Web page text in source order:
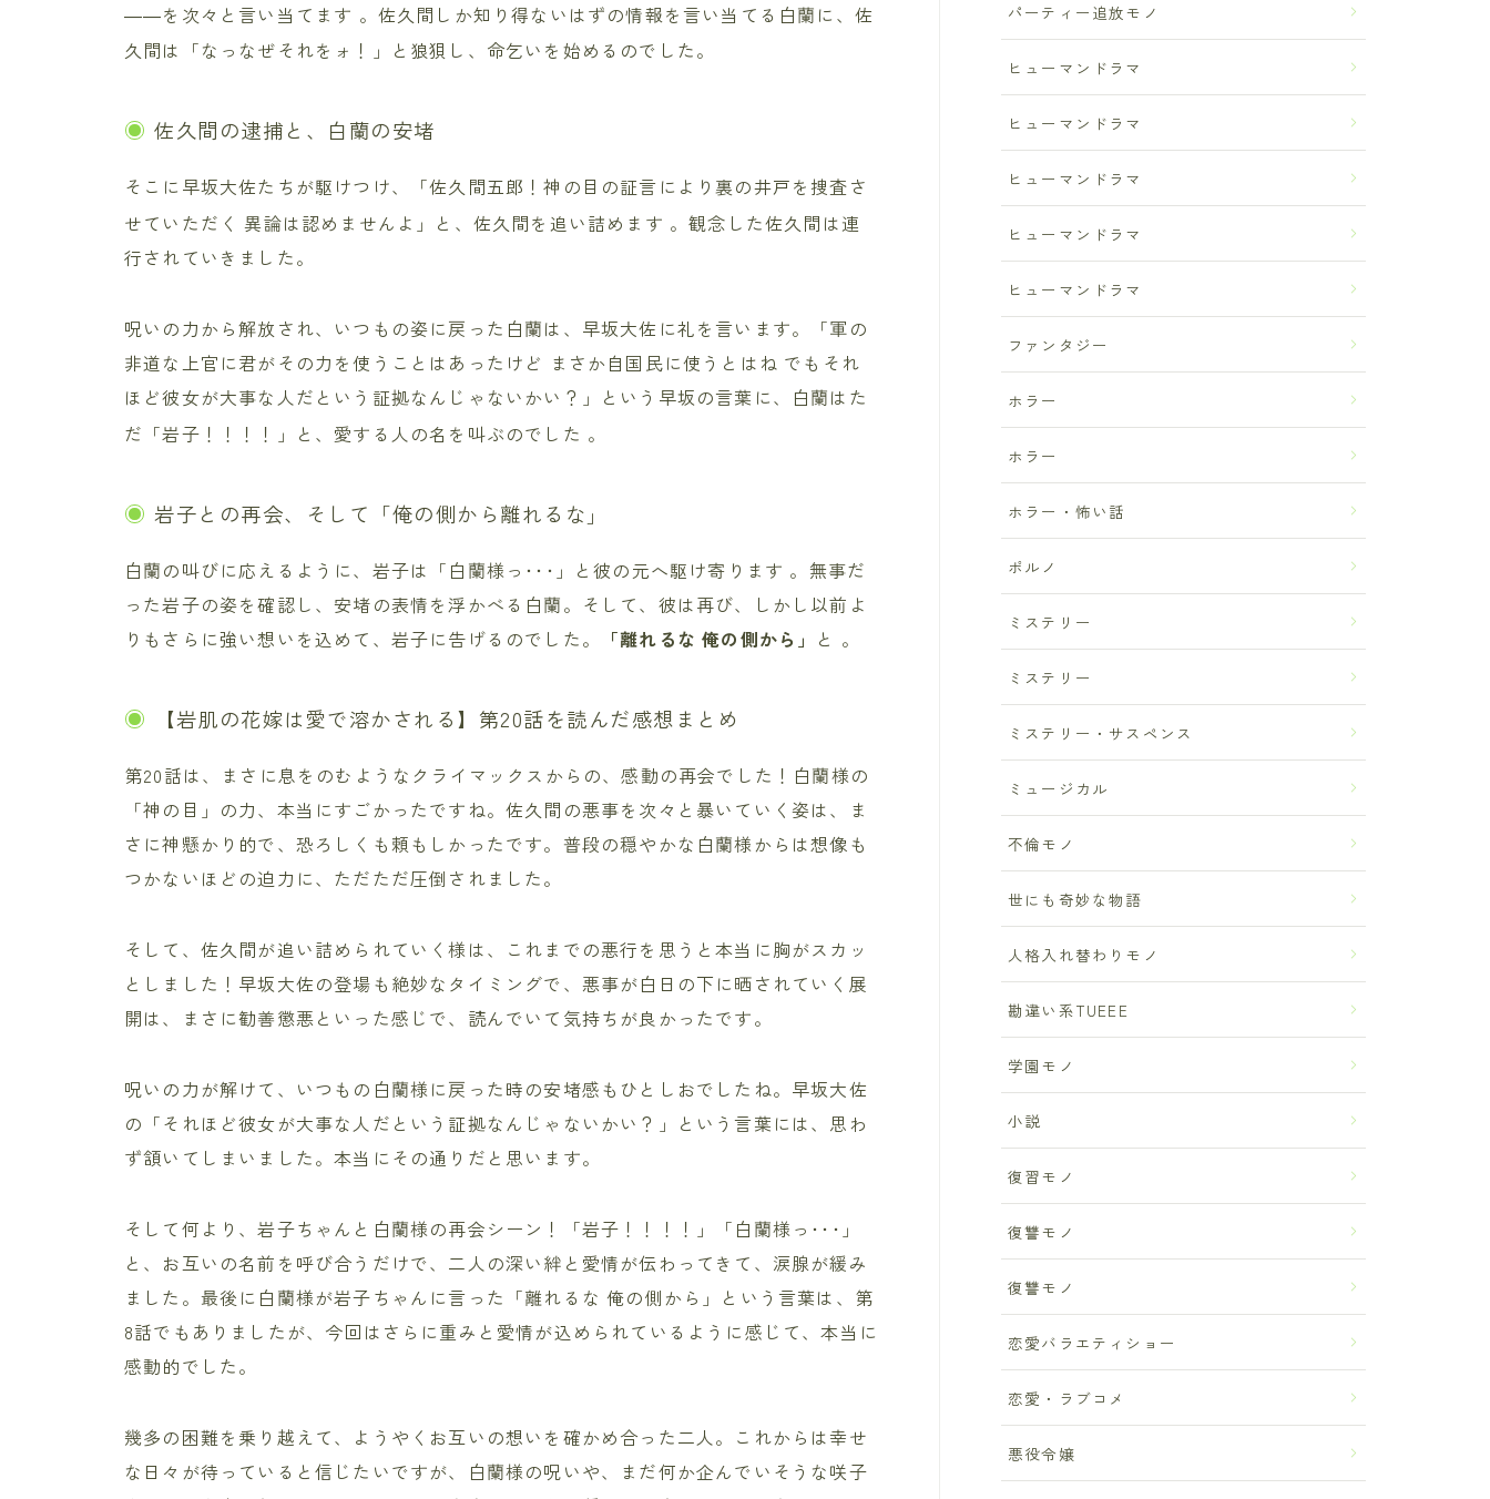
――を次々と言い当てます 。佐久間しか知り得ないはずの情報を言い当てる白蘭に、佐
久間は「なっなぜそれをォ！」と狼狽し、命乞いを始めるのでした。
佐久間の逮捕と、白蘭の安堵
そこに早坂大佐たちが駆けつけ、「佐久間五郎！神の目の証言により裏の井戸を捜査さ
せていただく 異論は認めませんよ」と、佐久間を追い詰めます 。観念した佐久間は連
行されていきました。
呪いの力から解放され、いつもの姿に戻った白蘭は、早坂大佐に礼を言います。「軍の
非道な上官に君がその力を使うことはあったけど まさか自国民に使うとはね でもそれ
ほど彼女が大事な人だという証拠なんじゃないかい？」という早坂の言葉に、白蘭はた
だ「岩子！！！！」と、愛する人の名を叫ぶのでした 。
岩子との再会、そして「俺の側から離れるな」
白蘭の叫びに応えるように、岩子は「白蘭様っ･･･」と彼の元へ駆け寄ります 。無事だ
った岩子の姿を確認し、安堵の表情を浮かべる白蘭。そして、彼は再び、しかし以前よ
りもさらに強い想いを込めて、岩子に告げるのでした。
「離れるな 俺の側から」 と 。
【岩肌の花嫁は愛で溶かされる】第20話を読んだ感想まとめ
第20話は、まさに息をのむようなクライマックスからの、感動の再会でした！白蘭様の
「神の目」の力、本当にすごかったですね。佐久間の悪事を次々と暴いていく姿は、ま
さに神懸かり的で、恐ろしくも頼もしかったです。普段の穏やかな白蘭様からは想像も
つかないほどの迫力に、ただただ圧倒されました。
そして、佐久間が追い詰められていく様は、これまでの悪行を思うと本当に胸がスカッ
としました！早坂大佐の登場も絶妙なタイミングで、悪事が白日の下に晒されていく展
開は、まさに勧善懲悪といった感じで、読んでいて気持ちが良かったです。
呪いの力が解けて、いつもの白蘭様に戻った時の安堵感もひとしおでしたね。早坂大佐
の「それほど彼女が大事な人だという証拠なんじゃないかい？」という言葉には、思わ
ず頷いてしまいました。本当にその通りだと思います。
そして何より、岩子ちゃんと白蘭様の再会シーン！「岩子！！！！」「白蘭様っ･･･」
と、お互いの名前を呼び合うだけで、二人の深い絆と愛情が伝わってきて、涙腺が緩み
ました。最後に白蘭様が岩子ちゃんに言った「離れるな 俺の側から」という言葉は、第
8話でもありましたが、今回はさらに重みと愛情が込められているように感じて、本当に
感動的でした。
幾多の困難を乗り越えて、ようやくお互いの想いを確かめ合った二人。これからは幸せ
な日々が待っていると信じたいですが、白蘭様の呪いや、まだ何か企んでいそうな咲子
パーティー追放モノ
ヒューマンドラマ
ヒューマンドラマ
ヒューマンドラマ
ヒューマンドラマ
ヒューマンドラマ
ファンタジー
ホラー
ホラー
ホラー・怖い話
ポルノ
ミステリー
ミステリー
ミステリー・サスペンス
ミュージカル
不倫モノ
世にも奇妙な物語
人格入れ替わりモノ
勘違い系TUEEE
学園モノ
小説
復習モノ
復讐モノ
復讐モノ
恋愛バラエティショー
恋愛・ラブコメ
悪役令嬢